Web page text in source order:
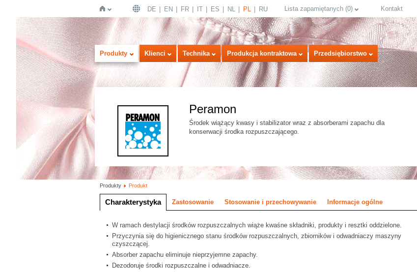
Strona
DE EN FR IT ES NL PL RU Lista zapamiętanych (0) Kontakt
Produkty Klienci Technika Produkcja kontraktowa Przedsiębiorstwo
Peramon
Środek wiążący kwasy i stabilizator wraz z absorberami zapachu dla
konserwacji środka rozpuszczającego.
Produkty Produkt
Charakterystyka Zastosowanie Stosowanie i przechowywanie Informacje ogólne
W ramach destylacji środków rozpuszczalnych wiąże kwaśne składniki, produkty i resztki oddzielone.
Przyczynia się do higienicznego stanu środków rozpuszczalnych, zbiorników i odwadniaczy maszyny
czyszczącej.
Absorber zapachu eliminuje nieprzyjemne zapachy.
Dezodoruje środki rozpuszczalne i odwadniacze.